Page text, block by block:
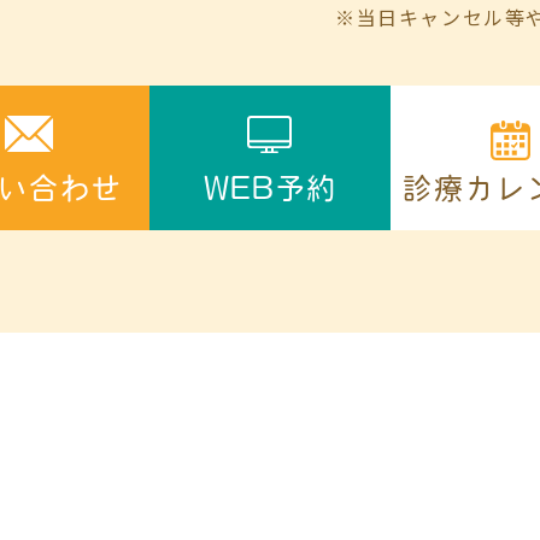
※当日キャンセル等
合わせ WEB予約 診療カレ